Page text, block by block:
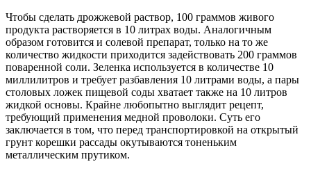
Чтобы сделать дрожжевой раствор, 100 граммов живого
продукта растворяется в 10 литрах воды. Аналогичным
образом готовится и солевой препарат, только на то же
количество жидкости приходится задействовать 200 граммов
поваренной соли. Зеленка используется в количестве 10
миллилитров и требует разбавления 10 литрами воды, а пары
столовых ложек пищевой соды хватает также на 10 литров
жидкой основы. Крайне любопытно выглядит рецепт,
требующий применения медной проволоки. Суть его
заключается в том, что перед транспортировкой на открытый
грунт корешки рассады окутываются тоненьким
металлическим прутиком.